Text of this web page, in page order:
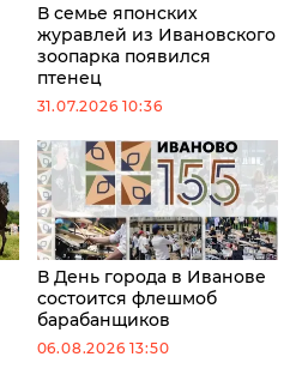
В семье японских
журавлей из Ивановского
зоопарка появился
птенец
31.07.2026 10:36
В День города в Иванове
состоится флешмоб
барабанщиков
06.08.2026 13:50